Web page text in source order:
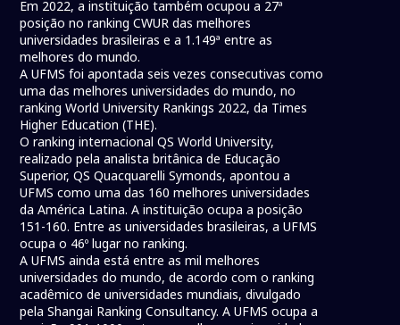
Em 2022, a instituição também ocupou a 27ª
posição no ranking CWUR das melhores
universidades brasileiras e a 1.149ª entre as
melhores do mundo.
A UFMS foi apontada seis vezes consecutivas como
uma das melhores universidades do mundo, no
ranking World University Rankings 2022, da Times
Higher Education (THE).
O ranking internacional QS World University,
realizado pela analista britânica de Educação
Superior, QS Quacquarelli Symonds, apontou a
UFMS como uma das 160 melhores universidades
da América Latina. A instituição ocupa a posição
151-160. Entre as universidades brasileiras, a UFMS
ocupa o 46º lugar no ranking.
A UFMS ainda está entre as mil melhores
universidades do mundo, de acordo com o ranking
acadêmico de universidades mundiais, divulgado
pela Shangai Ranking Consultancy. A UFMS ocupa a